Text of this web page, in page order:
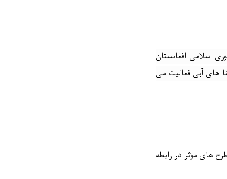
۱۳۹۹ مقام عالی ریاست جمهوری اسلامی افغانستان
های آبی فعالیت می
های موثر در رابطه